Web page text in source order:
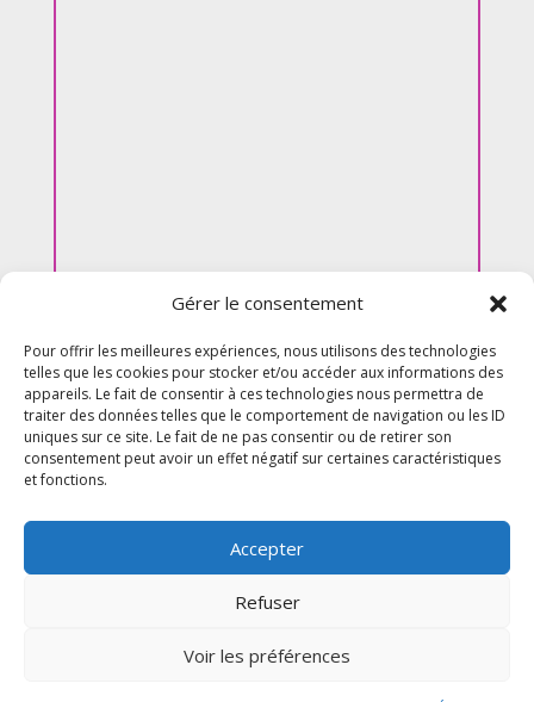
Gérer le consentement
Pour offrir les meilleures expériences, nous utilisons des technologies
telles que les cookies pour stocker et/ou accéder aux informations des
appareils. Le fait de consentir à ces technologies nous permettra de
traiter des données telles que le comportement de navigation ou les ID
uniques sur ce site. Le fait de ne pas consentir ou de retirer son
consentement peut avoir un effet négatif sur certaines caractéristiques
et fonctions.
Accepter
Refuser
Voir les préférences
© 2026 M Development–Mentions légales